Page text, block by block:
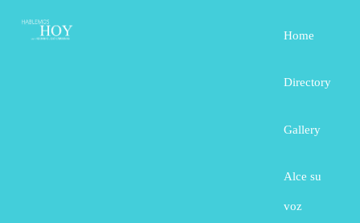
Home
Directory
Gallery
Alce su
voz